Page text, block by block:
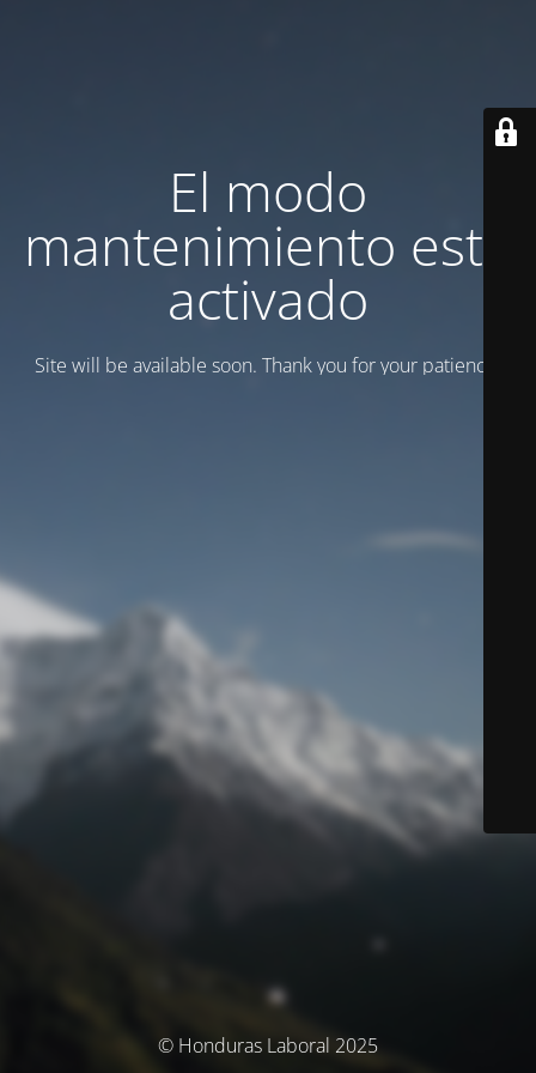
El modo
mantenimiento está
activado
Site will be available soon. Thank you for your patience!
© Honduras Laboral 2025